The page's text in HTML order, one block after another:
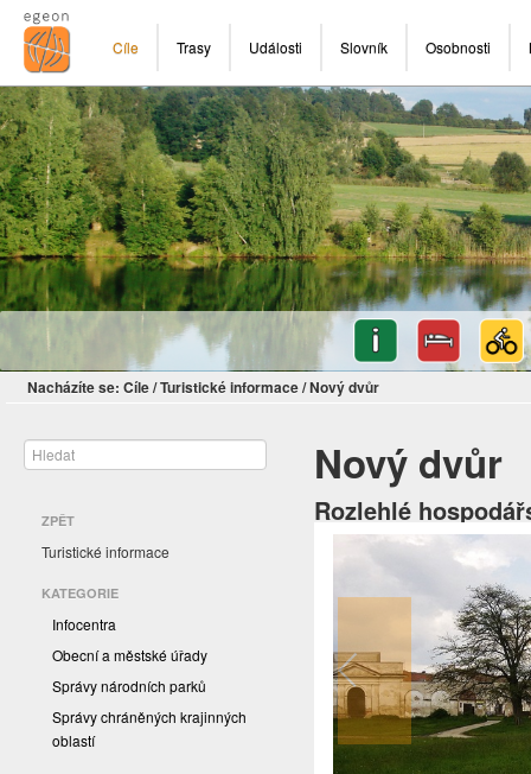
Cíle Trasy Události Slovník Osobnosti
Nacházíte se: Cíle/Turistické informace/Nový dvůr
ZPĚT
Turistické informace
KATEGORIE
Infocentra
Obecní a městské úřady
Správy národních parků
Správy chráněných krajinných
oblastí
Nový dvůr
Rozlehlé